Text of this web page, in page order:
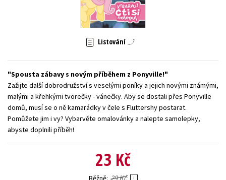
Zahraniční literatura
Všechny tituly
Listování
Spousta zábavy s novým příběhem z Ponyville!
Zažijte další dobrodružství s veselými poníky a jejich novými známými,
malými a křehkými tvorečky - vánečky. Aby se dostali přes Ponyville
domů, musí se o ně kamarádky v čele s Fluttershy postarat.
Pomůžete jim i vy? Vybarvěte omalovánky a nalepte samolepky,
abyste doplnili příběh!
23 Kč
Běžně 29 Kč